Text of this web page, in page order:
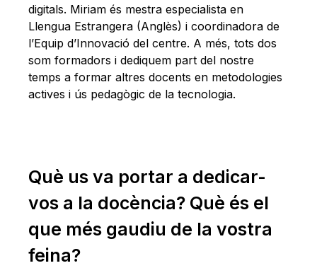
digitals. Miriam és mestra especialista en
Llengua Estrangera (Anglès) i coordinadora de
l’Equip d’Innovació del centre. A més, tots dos
som formadors i dediquem part del nostre
temps a formar altres docents en metodologies
actives i ús pedagògic de la tecnologia.
Què us va portar a dedicar-
vos a la docència? Què és el
que més gaudiu de la vostra
feina?